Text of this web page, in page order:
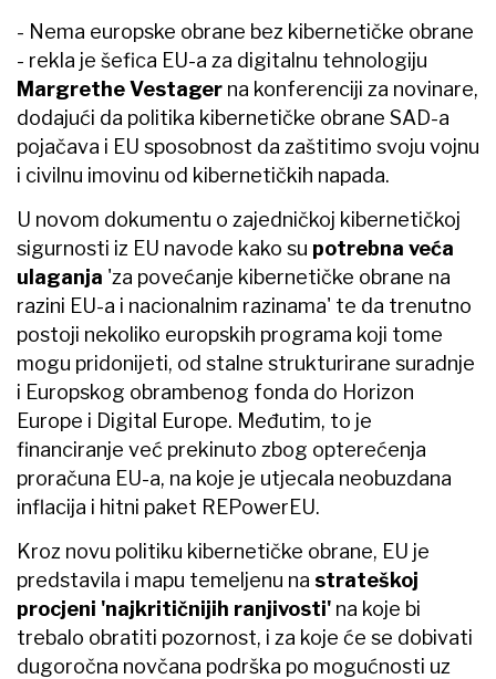
- Nema europske obrane bez kibernetičke obrane
- rekla je šefica EU-a za digitalnu tehnologiju
Margrethe Vestager na konferenciji za novinare,
dodajući da politika kibernetičke obrane SAD-a
pojačava i EU sposobnost da zaštitimo svoju vojnu
i civilnu imovinu od kibernetičkih napada.
U novom dokumentu o zajedničkoj kibernetičkoj
sigurnosti iz EU navode kako su potrebna veća
ulaganja 'za povećanje kibernetičke obrane na
razini EU-a i nacionalnim razinama' te da trenutno
postoji nekoliko europskih programa koji tome
mogu pridonijeti, od stalne strukturirane suradnje
i Europskog obrambenog fonda do Horizon
Europe i Digital Europe. Međutim, to je
financiranje već prekinuto zbog opterećenja
proračuna EU-a, na koje je utjecala neobuzdana
inflacija i hitni paket REPowerEU.
Kroz novu politiku kibernetičke obrane, EU je
predstavila i mapu temeljenu na strateškoj
procjeni 'najkritičnijih ranjivosti' na koje bi
trebalo obratiti pozornost, i za koje će se dobivati
dugoročna novčana podrška po mogućnosti uz